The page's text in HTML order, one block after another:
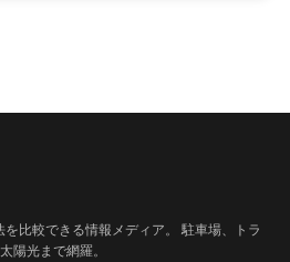
比較できる情報メディア。 駐車場、トラ
陽光まで網羅。